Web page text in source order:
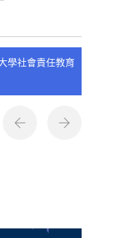
學社會責任教育